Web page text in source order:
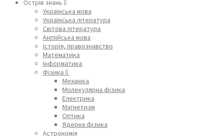
Острів знань⇩
Українська мова
Українська література
Світова література
Англійська мова
Історія, правознавство
Математика
Інформатика
Фізика⇩
Механіка
Молекулярна фізика
Електрика
Магнетизм
Оптика
Ядерна фізика
Астрономія